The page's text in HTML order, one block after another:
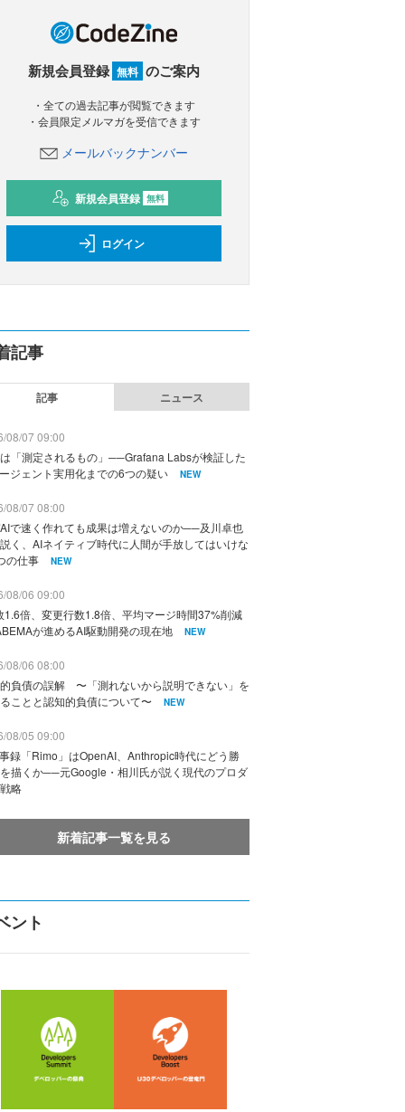
新規会員登録 無料 のご案内
・全ての過去記事が閲覧できます
・会員限定メルマガを受信できます
メールバックナンバー
新規会員登録 無料
ログイン
記事
記事 ニュース
08/07 09:00
「測定されるもの」──Grafana Labsが検証した
ジェント実用化までの6つの疑い
NEW
08/07 08:00
で速く作れても成果は増えないのか──及川卓也
く、AIネイティブ時代に人間が手放してはいけな
の仕事
NEW
08/06 09:00
1.6倍、変更行数1.8倍、平均マージ時間37%削減
が進めるAI駆動開発の現在地
NEW
08/06 08:00
負債の誤解 〜「測れないから説明できない」を
ことと認知的負債について〜
NEW
08/05 09:00
録「Rimo」はOpenAI、Anthropic時代にどう勝
描くか──元Google・相川氏が説く現代のプロダ
略
新着記事一覧を見る
ント